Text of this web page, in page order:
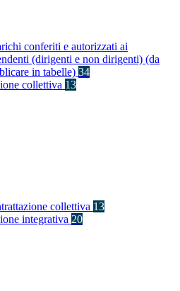
conferiti e autorizzati ai
(dirigenti e non dirigenti) (da
in tabelle) 34
collettiva 13
collettiva 13
integrativa 20